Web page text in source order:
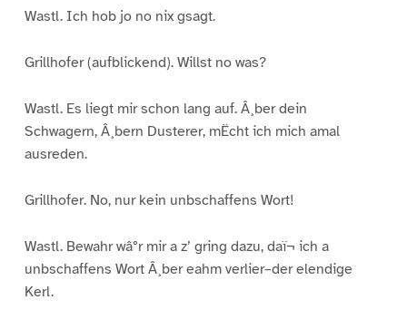
Wastl. Ich hob jo no nix gsagt.
Grillhofer (aufblickend). Willst no was?
Wastl. Es liegt mir schon lang auf. Â¸ber dein
Schwagern, Â¸bern Dusterer, mËcht ich mich amal
ausreden.
Grillhofer. No, nur kein unbschaffens Wort!
Wastl. Bewahr wâ°r mir a z’ gring dazu, daï¬ ich a
unbschaffens Wort Â¸ber eahm verlier–der elendige
Kerl.